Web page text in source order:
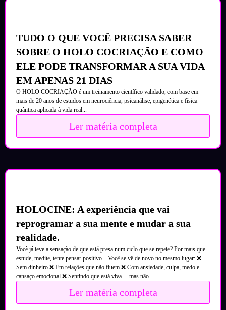
TUDO O QUE VOCÊ PRECISA SABER
SOBRE O HOLO COCRIAÇÃO E COMO
ELE PODE TRANSFORMAR A SUA VIDA
EM APENAS 21 DIAS
O HOLO COCRIAÇÃO é um treinamento científico validado, com base em
mais de 20 anos de estudos em neurociência, psicanálise, epigenética e física
quântica aplicada à vida real...
Ler matéria completa
HOLOCINE: A experiência que vai
reprogramar a sua mente e mudar a sua
realidade.
Você já teve a sensação de que está presa num ciclo que se repete? Por mais que
estude, medite, tente pensar positivo…Você se vê de novo no mesmo lugar: ❌
Sem dinheiro.❌ Em relações que não fluem.❌ Com ansiedade, culpa, medo e
cansaço emocional.❌ Sentindo que está viva… mas não...
Ler matéria completa